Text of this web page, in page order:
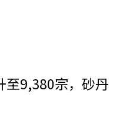
至9,380宗，砂丹